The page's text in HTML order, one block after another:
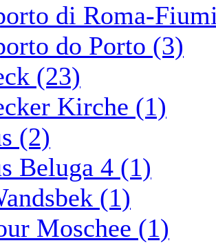
di Roma-
do Porto (3)
(23)
Kirche (1)
(2)
Beluga 4 (1)
(1)
Moschee (1)